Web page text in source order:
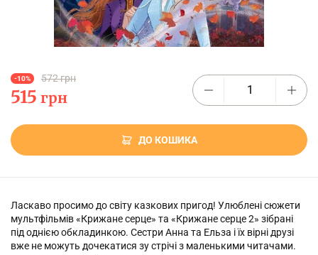
-10% 572 грн
515 грн
ДО КОШИКА
Ласкаво просимо до світу казкових пригод! Улюблені сюжети
мультфільмів «Крижане серце» та «Крижане серце 2» зібрані
під однією обкладинкою. Сестри Анна та Ельза і їх вірні друзі
вже не можуть дочекатися зу стрічі з маленькими читачами.